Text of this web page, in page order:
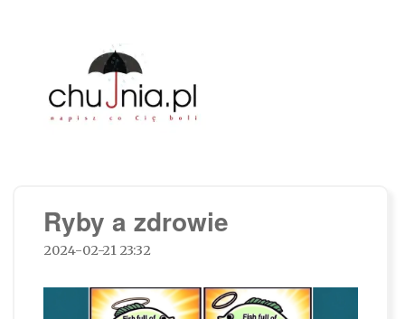
Ryby a zdrowie
2024-02-21 23:32